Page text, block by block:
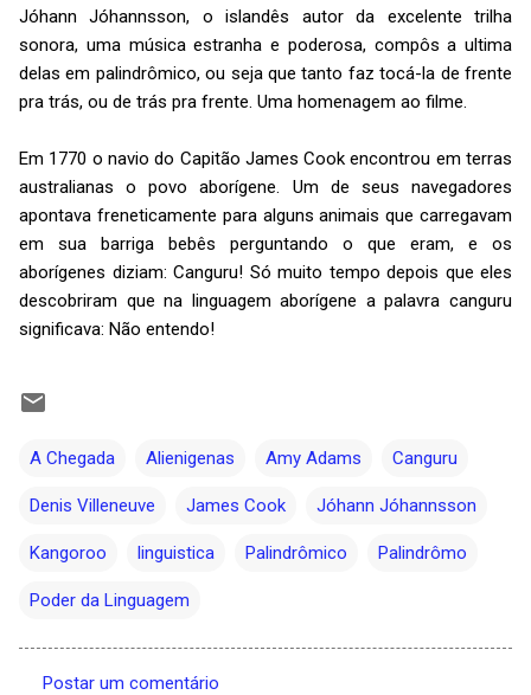
Jóhann Jóhannsson, o islandês autor da excelente trilha
sonora, uma música estranha e poderosa, compôs a ultima
delas em palindrômico, ou seja que tanto faz tocá-la de frente
pra trás, ou de trás pra frente. Uma homenagem ao filme.
Em 1770 o navio do Capitão James Cook encontrou em terras
australianas o povo aborígene. Um de seus navegadores
apontava freneticamente para alguns animais que carregavam
em sua barriga bebês perguntando o que eram, e os
aborígenes diziam: Canguru! Só muito tempo depois que eles
descobriram que na linguagem aborígene a palavra canguru
significava: Não entendo!
A Chegada Alienigenas Amy Adams Canguru
Denis Villeneuve James Cook Jóhann Jóhannsson
Kangoroo linguistica Palindrômico Palindrômo
Poder da Linguagem
Postar um comentário